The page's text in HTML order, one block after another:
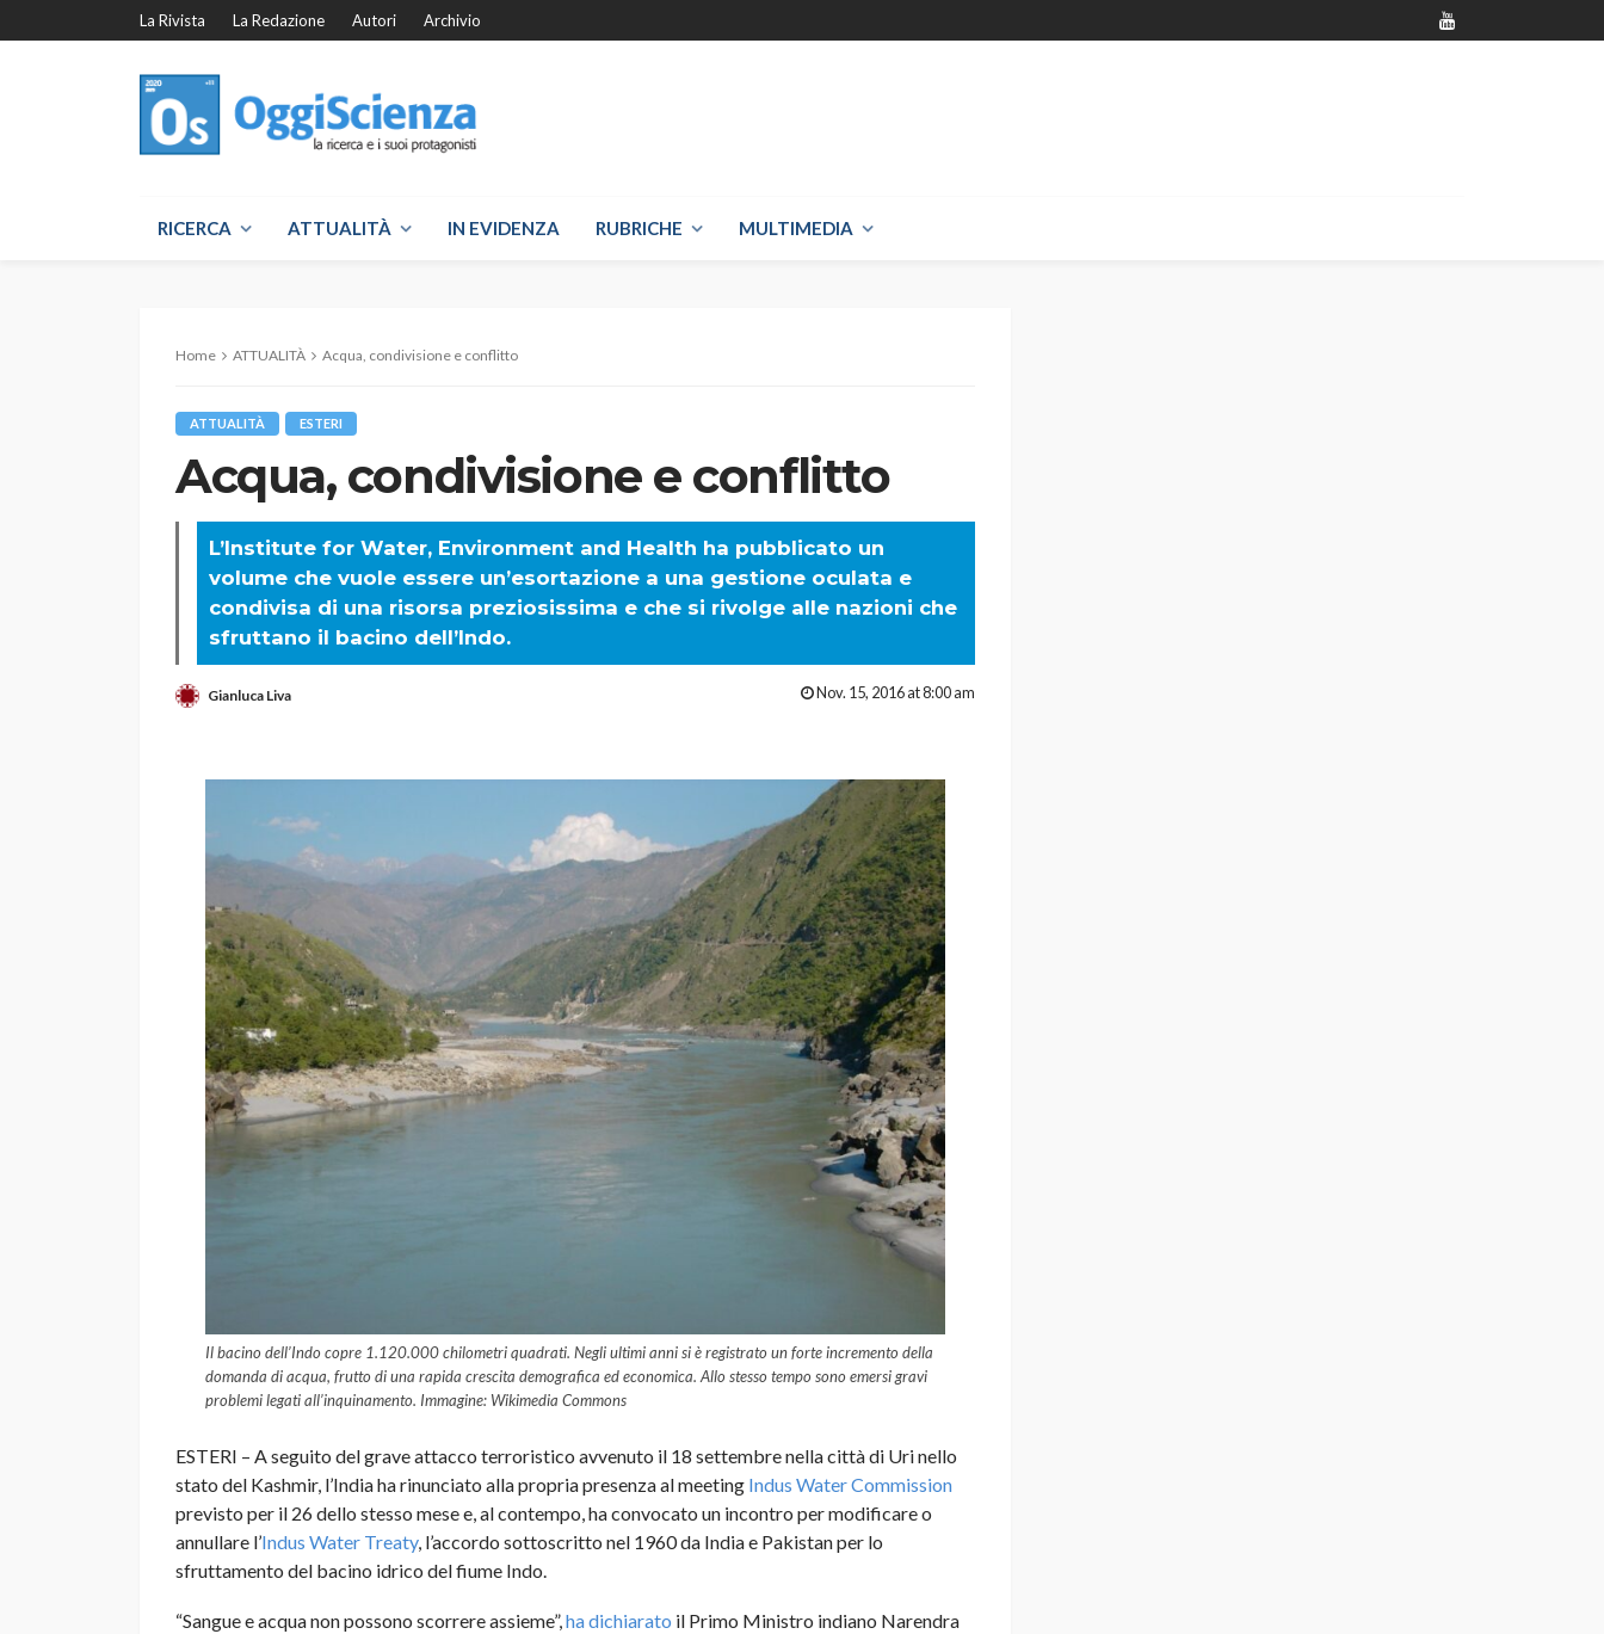
La Rivista La Redazione Autori Archivio
RICERCA ATTUALITÀ IN EVIDENZA RUBRICHE MULTIMEDIA
Home ATTUALITÀ Acqua, condivisione e conflitto
ATTUALITÀ ESTERI
Acqua, condivisione e conflitto
L’Institute for Water, Environment and Health ha pubblicato un
volume che vuole essere un’esortazione a una gestione oculata e
condivisa di una risorsa preziosissima e che si rivolge alle nazioni che
sfruttano il bacino dell’Indo.
Gianluca Liva Nov. 15, 2016 at 8:00 am
Il bacino dell’Indo copre 1.120.000 chilometri quadrati. Negli ultimi anni si è registrato un forte incremento della
domanda di acqua, frutto di una rapida crescita demografica ed economica. Allo stesso tempo sono emersi gravi
problemi legati all’inquinamento. Immagine: Wikimedia Commons
ESTERI – A seguito del grave attacco terroristico avvenuto il 18 settembre nella città di Uri nello
stato del Kashmir, l’India ha rinunciato alla propria presenza al meeting Indus Water Commission
previsto per il 26 dello stesso mese e, al contempo, ha convocato un incontro per modificare o
annullare l’Indus Water Treaty, l’accordo sottoscritto nel 1960 da India e Pakistan per lo
sfruttamento del bacino idrico del fiume Indo.
“Sangue e acqua non possono scorrere assieme”,ha dichiarato il Primo Ministro indiano Narendra